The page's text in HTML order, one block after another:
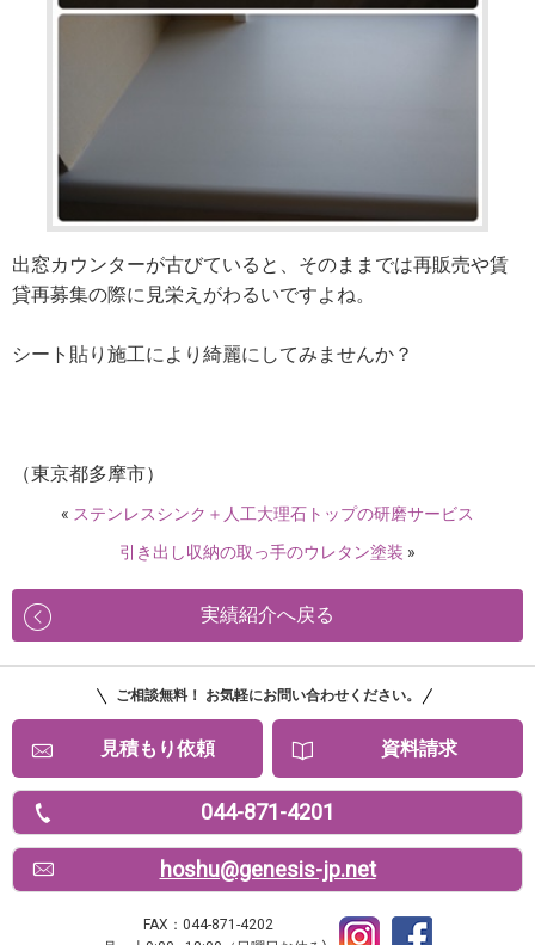
出窓カウンターが古びていると、そのままでは再販売や賃
貸再募集の際に見栄えがわるいですよね。
シート貼り施工により綺麗にしてみませんか？
（東京都多摩市）
« ステンレスシンク＋人工大理石トップの研磨サービス
引き出し収納の取っ手のウレタン塗装 »
実績紹介へ戻る
ご相談無料！ お気軽にお問い合わせください。
見積もり依頼 資料請求
044-871-4201
hoshu@genesis-jp.net
FAX：044-871-4202